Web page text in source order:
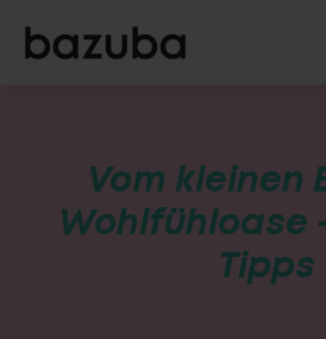
Vom kleinen
Wohlfühloase
Tipps